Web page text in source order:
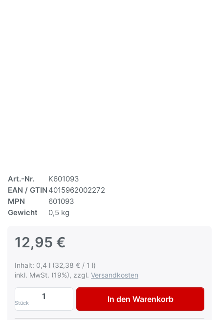
Art.-Nr.
K601093
EAN / GTIN 4015962002272
MPN
601093
Gewicht
0,5 kg
12,95 €
Inhalt: 0,4 l (32,38 € / 1 l)
inkl. MwSt. (19%), zzgl. Versandkosten
Stück
Multona Autolack für Volvo 214-2 Dark
In den Warenkorb